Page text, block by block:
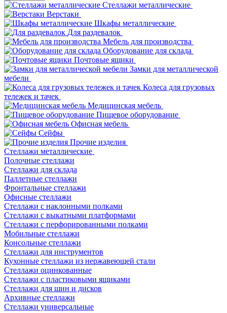
Стеллажи металлические
Верстаки
Шкафы металлические
Для раздевалок
Мебель для производства
Оборудование для склада
Почтовые ящики
Замки для металлической
мебели
Колеса для грузовых
тележек и тачек
Медицинская мебель
Пищевое оборудование
Офисная мебель
Сейфы
Прочие изделия
Стеллажи металлические
Полочные стеллажи
Стеллажи для склада
Паллетные стеллажи
Фронтальные стеллажи
Офисные стеллажи
Стеллажи с наклонными полками
Стеллажи с выкатными платформами
Стеллажи с перфорированными полками
Мобильные стеллажи
Консольные стеллажи
Стеллажи для инструментов
Кухонные стеллажи из нержавеющей стали
Стеллажи оцинкованные
Стеллажи с пластиковыми ящиками
Стеллажи для шин и дисков
Архивные стеллажи
Стеллажи универсальные